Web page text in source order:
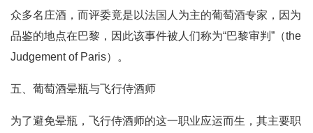
众多名庄酒，而评委竟是以法国人为主的葡萄酒专家，因为
品鉴的地点在巴黎，因此该事件被人们称为“巴黎审判”（the
Judgement of Paris）。
五、葡萄酒晕瓶与飞行侍酒师
为了避免晕瓶，飞行侍酒师的这一职业应运而生，其主要职